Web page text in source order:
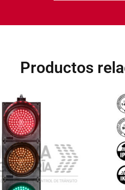
Productos